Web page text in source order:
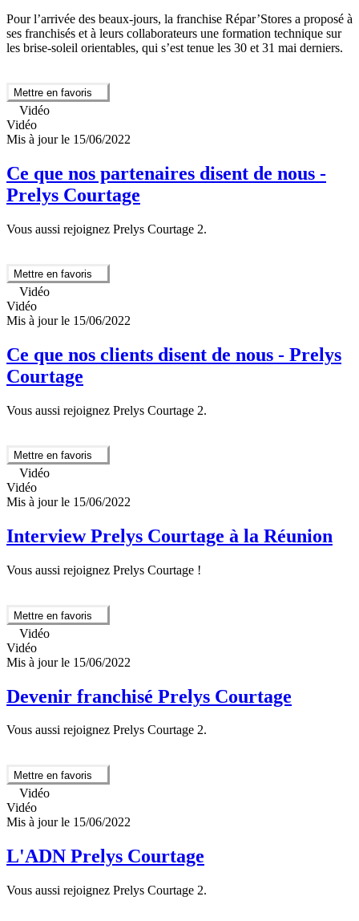
Pour l’arrivée des beaux-jours, la franchise Répar’Stores a proposé à
ses franchisés et à leurs collaborateurs une formation technique sur
les brise-soleil orientables, qui s’est tenue les 30 et 31 mai derniers.
Mettre en favoris
Vidéo
Vidéo
Mis à jour le 15/06/2022
Ce que nos partenaires disent de nous -
Prelys Courtage
Vous aussi rejoignez Prelys Courtage 2.
Mettre en favoris
Vidéo
Vidéo
Mis à jour le 15/06/2022
Ce que nos clients disent de nous - Prelys
Courtage
Vous aussi rejoignez Prelys Courtage 2.
Mettre en favoris
Vidéo
Vidéo
Mis à jour le 15/06/2022
Interview Prelys Courtage à la Réunion
Vous aussi rejoignez Prelys Courtage !
Mettre en favoris
Vidéo
Vidéo
Mis à jour le 15/06/2022
Devenir franchisé Prelys Courtage
Vous aussi rejoignez Prelys Courtage 2.
Mettre en favoris
Vidéo
Vidéo
Mis à jour le 15/06/2022
L'ADN Prelys Courtage
Vous aussi rejoignez Prelys Courtage 2.